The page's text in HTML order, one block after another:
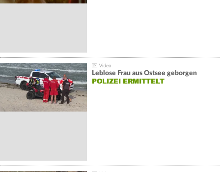
Leblose Frau aus Ostsee geborgen
POLIZEI ERMITTELT